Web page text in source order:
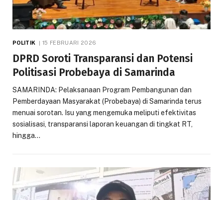
POLITIK 15 FEBRUARI 2026
DPRD Soroti Transparansi dan Potensi
Politisasi Probebaya di Samarinda
SAMARINDA: Pelaksanaan Program Pembangunan dan
Pemberdayaan Masyarakat (Probebaya) di Samarinda terus
menuai sorotan. Isu yang mengemuka meliputi efektivitas
sosialisasi, transparansi laporan keuangan di tingkat RT,
hingga…